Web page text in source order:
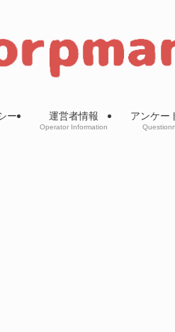
ー 運営者情報
Operator Information
アンケー